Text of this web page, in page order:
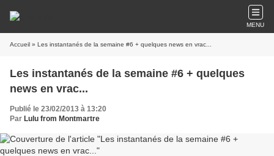
MENU
Accueil » Les instantanés de la semaine #6 + quelques news en vrac...
Les instantanés de la semaine #6 + quelques
news en vrac...
Publié le 23/02/2013 à 13:20
Par Lulu from Montmartre